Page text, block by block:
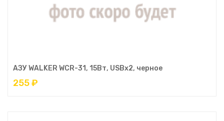
АЗУ WALKER WCR-31, 15Вт, USBx2, черное
255 ₽